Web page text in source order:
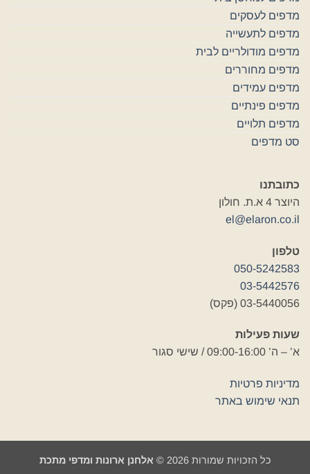
מדפים לעסקים
מדפים לתעשייה
מדפים מודולריים לבית
מדפים מחוררים
מדפים עמידים
מדפים פינתיים
מדפים תלויים
סט מדפים
כתובתנו
היוצר 4 א.ת. חולון
el@elaron.co.il
טלפון
050-5242583
03-5442576
03-5440056 (פקס)
שעות פעילות
א’ – ה’ 09:00-16:00 / שישי סגור
מדיניות פרטיות
תנאי שימוש באתר
כל הזכויות שמורות 2026 © אלחנן ארונות ומדפי מתכת